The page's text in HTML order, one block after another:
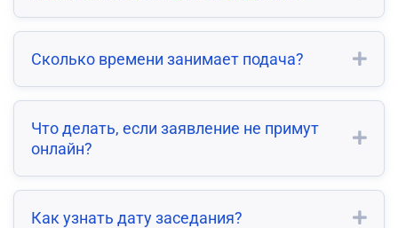
Сколько времени занимает подача?
Что делать, если заявление не примут
онлайн?
Как узнать дату заседания?